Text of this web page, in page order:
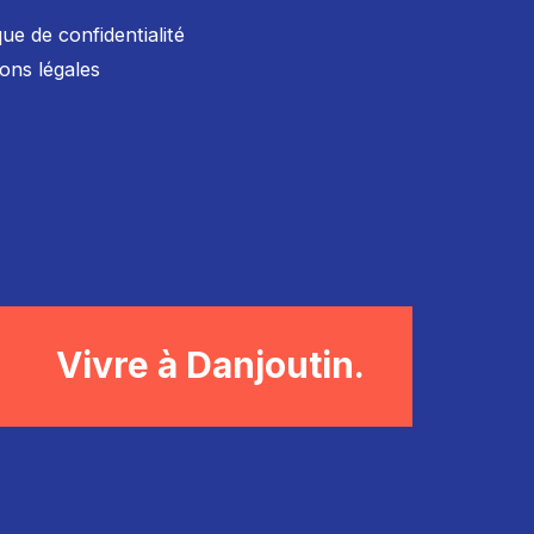
de confidentialité
légales
Vivre à Danjoutin.